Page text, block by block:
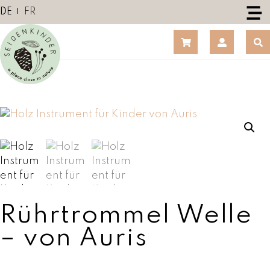
Z
m
I
n
l
p
r
i
g
e
n
DE FR
Rührtrommel Welle
– von Auris